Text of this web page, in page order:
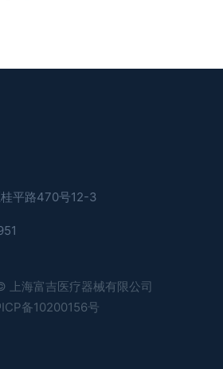
桂平路470号12-3
海富吉医疗器械有限公司
备10200156号